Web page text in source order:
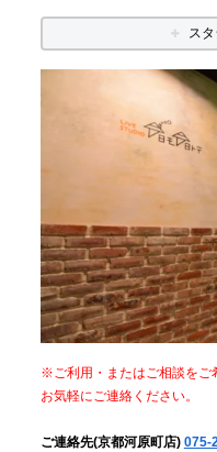
ス
※ご利用・またはご相談をご
お気軽にご連絡ください。
ご連絡先(京都河原町店) 075-